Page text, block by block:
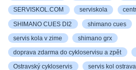
SERVISKOL.COM serviskola
SHIMANO CUES DI2 shimano cues
servis kola v zime shimano grx
doprava zdarma do cykloservisu a zpět
Ostravský cykloservis servis kol ostrava